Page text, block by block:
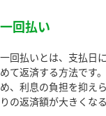
一回払い
一回払いとは、支払日
めて返済する方法です
め、利息の負担を抑え
りの返済額が大きくな